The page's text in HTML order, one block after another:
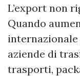
L’export non
Quando
aziende di
trasporti,